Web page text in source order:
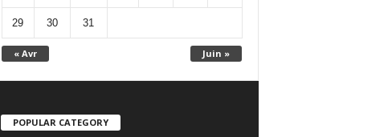
« Avr Juin »
29 30 31
POPULAR CATEGORY